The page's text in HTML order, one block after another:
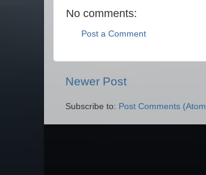
No comments:
Post a Comment
Newer Post
Subscribe to: Post Comments